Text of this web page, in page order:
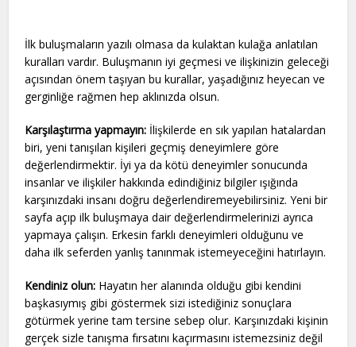
İlk buluşmaların yazılı olmasa da kulaktan kulağa anlatılan
kuralları vardır. Buluşmanın iyi geçmesi ve ilişkinizin geleceği
açısından önem taşıyan bu kurallar, yaşadığınız heyecan ve
gerginliğe rağmen hep aklınızda olsun.
Karşılaştırma yapmayın: İlişkilerde en sık yapılan hatalardan
biri, yeni tanışılan kişileri geçmiş deneyimlere göre
değerlendirmektir. İyi ya da kötü deneyimler sonucunda
insanlar ve ilişkiler hakkında edindiğiniz bilgiler ışığında
karşınızdaki insanı doğru değerlendiremeyebilirsiniz. Yeni bir
sayfa açıp ilk buluşmaya dair değerlendirmelerinizi ayrıca
yapmaya çalışın. Erkesin farklı deneyimleri olduğunu ve
daha ilk seferden yanlış tanınmak istemeyeceğini hatırlayın.
Kendiniz olun: Hayatın her alanında olduğu gibi kendini
başkasıymış gibi göstermek sizi istediğiniz sonuçlara
götürmek yerine tam tersine sebep olur. Karşınızdaki kişinin
gerçek sizle tanışma fırsatını kaçırmasını istemezsiniz değil